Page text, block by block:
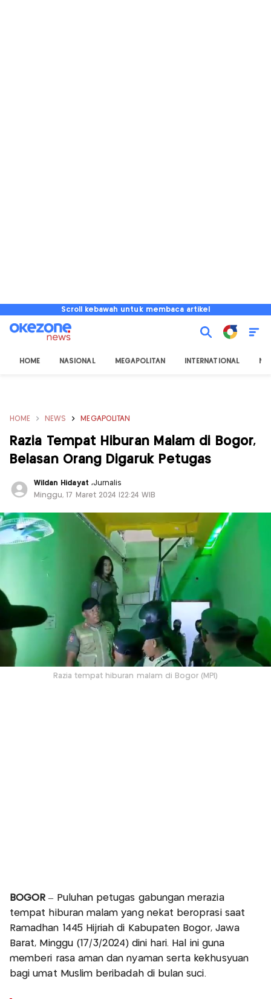
Scroll kebawah untuk membaca artikel
HOME NASIONAL MEGAPOLITAN INTERNATIONAL
HOME NEWS MEGAPOLITAN
Razia Tempat Hiburan Malam di Bogor,
Belasan Orang Digaruk Petugas
Wildan Hidayat ,Jurnalis
Minggu, 17 Maret 2024 |22:24 WIB
Razia tempat hiburan malam di Bogor (MPI)
BOGOR – Puluhan petugas gabungan merazia
tempat hiburan malam yang nekat beroprasi saat
Ramadhan 1445 Hijriah di Kabupaten Bogor, Jawa
Barat, Minggu (17/3/2024) dini hari. Hal ini guna
memberi rasa aman dan nyaman serta kekhusyuan
bagi umat Muslim beribadah di bulan suci.